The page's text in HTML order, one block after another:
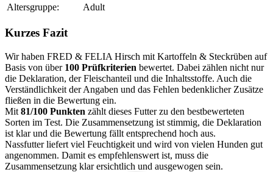
Altersgruppe:
Adult
Kurzes Fazit
Wir haben FRED & FELIA Hirsch mit Kartoffeln & Steckrüben auf
Basis von über 100 Prüfkriterien bewertet. Dabei zählen nicht nur
die Deklaration, der Fleischanteil und die Inhaltsstoffe. Auch die
Verständlichkeit der Angaben und das Fehlen bedenklicher Zusätze
fließen in die Bewertung ein.
Mit 81/100 Punkten zählt dieses Futter zu den bestbewerteten
Sorten im Test. Die Zusammensetzung ist stimmig, die Deklaration
ist klar und die Bewertung fällt entsprechend hoch aus.
Nassfutter liefert viel Feuchtigkeit und wird von vielen Hunden gut
angenommen. Damit es empfehlenswert ist, muss die
Zusammensetzung klar ersichtlich und ausgewogen sein.